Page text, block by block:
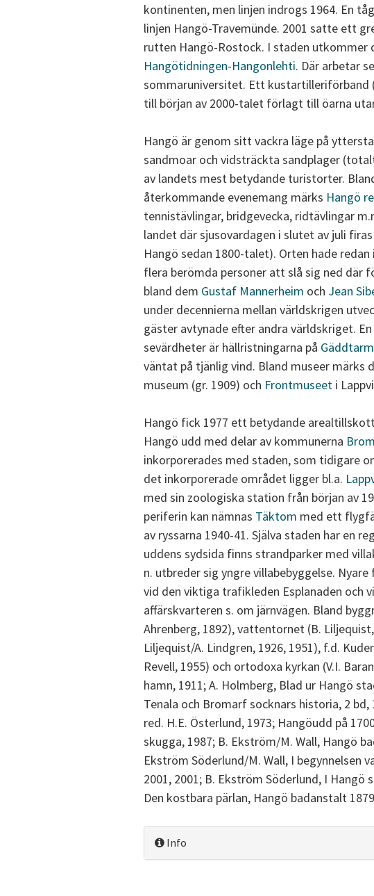
kontinenten, men linjen indrogs 1964. En
linjen Hangö-Travemünde. 2001 satte ett
rutten Hangö-Rostock. I staden utkommer
Hangötidningen-Hangonlehti. Där arbetar
sommaruniversitet. Ett kustartilleriförband
till början av 2000-talet förlagt till öarna
Hangö är genom sitt vackra läge på
sandmoar och vidsträckta sandplager
av landets mest betydande turistorter.
återkommande evenemang märks Hangö
tennistävlingar, bridgevecka, ridtävlingar
landet där sjusovardagen i slutet av juli
Hangö sedan 1800-talet). Orten hade
flera berömda personer att slå sig ned där
bland dem Gustaf Mannerheim och Jean
under decennierna mellan världskrigen
gäster avtynade efter andra världskriget.
sevärdheter är hällristningarna på
väntat på tjänlig vind. Bland museer märks
museum (gr. 1909) och Frontmuseet i
Hangö fick 1977 ett betydande
Hangö udd med delar av kommunerna
inkorporerades med staden, som tidigare
det inkorporerade området ligger bl.a.
med sin zoologiska station från början av
periferin kan nämnas Täktom med ett
av ryssarna 1940-41. Själva staden har en
uddens sydsida finns strandparker med
n. utbreder sig yngre villabebyggelse.
vid den viktiga trafikleden Esplanaden och
affärskvarteren s. om järnvägen. Bland
Ahrenberg, 1892), vattentornet (B.
Liljequist/A. Lindgren, 1926, 1951), f.d.
Revell, 1955) och ortodoxa kyrkan (V.I.
hamn, 1911; A. Holmberg, Blad ur Hangö
Tenala och Bromarf socknars historia, 2
red. H.E. Österlund, 1973; Hangöudd på
skugga, 1987; B. Ekström/M. Wall, Hangö
Ekström Söderlund/M. Wall, I begynnelsen
2001, 2001; B. Ekström Söderlund, I Hangö
Den kostbara pärlan, Hangö badanstalt
Info